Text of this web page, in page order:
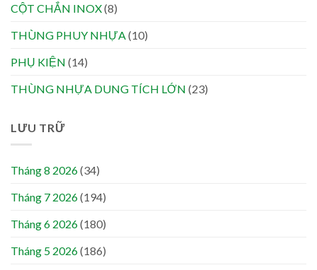
CỘT CHẮN INOX(8)
THÙNG PHUY NHỰA (10)
PHỤ KIỆN (14)
THÙNG NHỰA DUNG TÍCH LỚN (23)
LƯU TRỮ
Tháng 8 2026(34)
Tháng 7 2026(194)
Tháng 6 2026(180)
Tháng 5 2026(186)